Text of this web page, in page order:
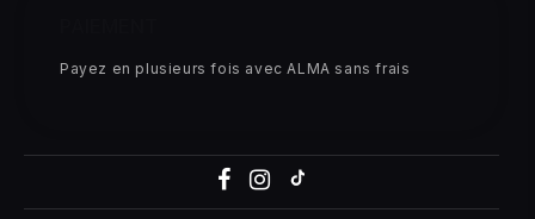
Payez en plusieurs fois avec ALMA sans frais